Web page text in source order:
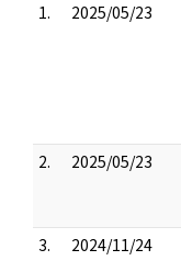
1.
2025/05/23
2.
2025/05/23
3.
2024/11/24